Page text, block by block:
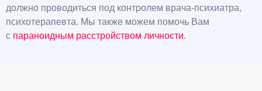
должно проводиться под контролем врача-психиатра,
психотерапевта. Мы также можем помочь Вам
с параноидным расстройством личности.